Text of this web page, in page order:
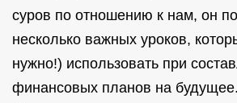
суров по отношению к нам, он
несколько важных уроков,
нужно!) использовать при
финансовых планов на